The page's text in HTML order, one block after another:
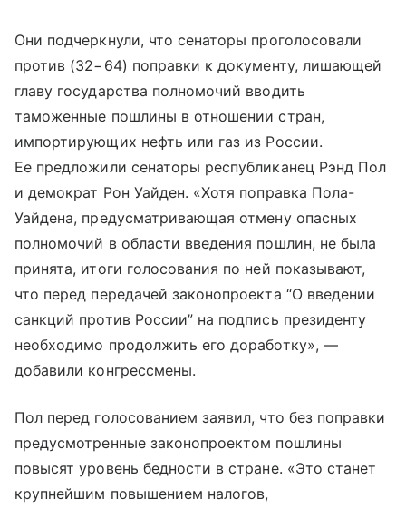
Они подчеркнули, что сенаторы проголосовали
против (32−64) поправки к документу, лишающей
главу государства полномочий вводить
таможенные пошлины в отношении стран,
импортирующих нефть или газ из России.
Ее предложили сенаторы республиканец Рэнд Пол
и демократ Рон Уайден. «Хотя поправка Пола-
Уайдена, предусматривающая отмену опасных
полномочий в области введения пошлин, не была
принята, итоги голосования по ней показывают,
что перед передачей законопроекта “О введении
санкций против России” на подпись президенту
необходимо продолжить его доработку», —
добавили конгрессмены.
Пол перед голосованием заявил, что без поправки
предусмотренные законопроектом пошлины
повысят уровень бедности в стране. «Это станет
крупнейшим повышением налогов,